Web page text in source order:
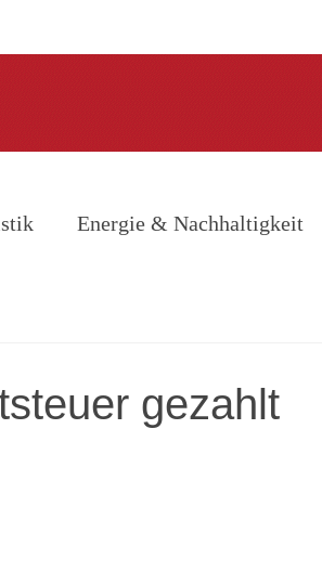
Energie & Nachhaltigkeit
gezahlt